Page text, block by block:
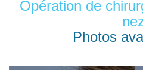
Opération de
Photos